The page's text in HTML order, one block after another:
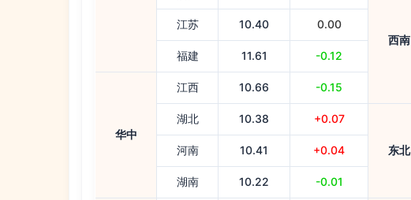
西南
江苏 10.40 0.00
福建 11.61 -0.12
华中
江西 10.66 -0.15
湖北 10.38 +0.07
东北
河南 10.41 +0.04
湖南 10.22 -0.01